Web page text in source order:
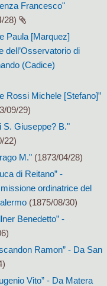
Francesco"
28)
Paula [Marquez]
dell’Osservatorio di
(Cadice)
Rossi Michele [Stefano]”
09/29)
S. Giuseppe? B."
22)
M."(1873/04/28)
di Reitano” -
ordinatrice del
(1875/08/30)
Benedetto” -
Ramon” - Da San
Vito” - Da Matera